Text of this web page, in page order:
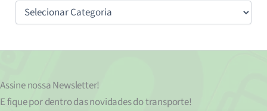
Assine nossaNewsletter!
E fique por dentro das novidades do transporte!